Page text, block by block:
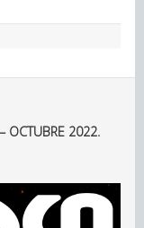
OCTUBRE 2022.